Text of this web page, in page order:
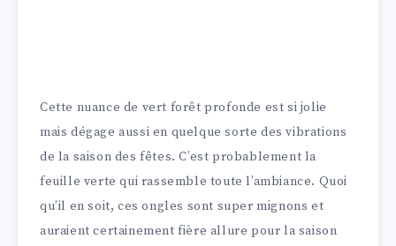
Cette nuance de vert forêt profonde est si jolie
mais dégage aussi en quelque sorte des vibrations
de la saison des fêtes. C’est probablement la
feuille verte qui rassemble toute l’ambiance. Quoi
qu’il en soit, ces ongles sont super mignons et
auraient certainement fière allure pour la saison